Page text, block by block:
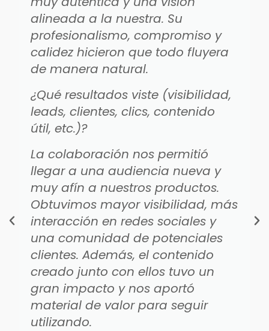
alineada a la nuestra. Su
profesionalismo, compromiso y
calidez hicieron que todo fluyera
de manera natural.
¿Qué resultados viste (visibilidad,
leads, clientes, clics, contenido
útil, etc.)?
La colaboración nos permitió
llegar a una audiencia nueva y
muy afín a nuestros productos.
Obtuvimos mayor visibilidad, más
interacción en redes sociales y
una comunidad de potenciales
clientes. Además, el contenido
creado junto con ellos tuvo un
gran impacto y nos aportó
material de valor para seguir
utilizando.